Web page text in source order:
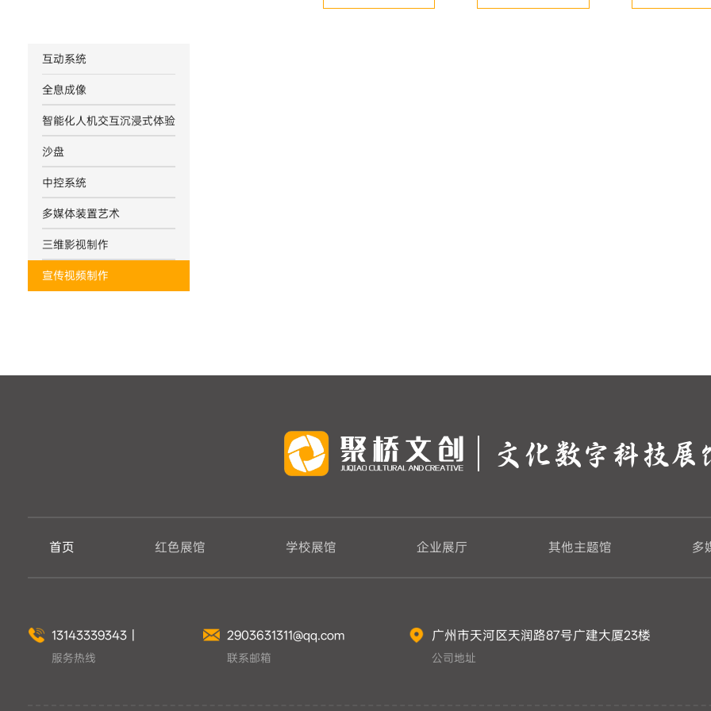
互动系统
全息成像
智能化人机交互沉浸式体验
沙盘
中控系统
多媒体装置艺术
三维影视制作
宣传视频制作
文化数字科技
首页 红色展馆 学校展馆 企业展厅 其他主题馆 多
13143339343
服务热线
2903631311@qq.com
联系邮箱
广州市天河区天润路87号广建大厦23楼
公司地址